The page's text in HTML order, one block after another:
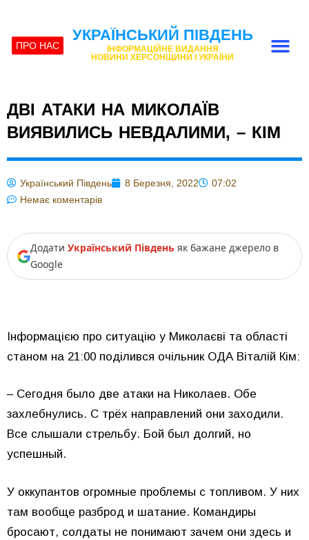
ПРО НАС
УКРАЇНСЬКИЙ ПІВДЕНЬ
ІНФОРМАЦІЙНЕ ВИДАННЯ
НОВИНИ ХЕРСОНЩИНИ І УКРАЇНИ
ДВІ АТАКИ НА МИКОЛАЇВ
ВИЯВИЛИСЬ НЕВДАЛИМИ, – КІМ
Український Південь 8 Березня, 2022
07:02
Немає коментарів
Додати Український Південь як бажане джерело в
Google
Інформацією про ситуацію у Миколаєві та області
станом на 21:00 поділився очільник ОДА Віталій Кім:
– Сегодня было две атаки на Николаев. Обе
захлебнулись. С трёх направлений они заходили.
Все слышали стрельбу. Бой был долгий, но
успешный.
У оккупантов огромные проблемы с топливом. У них
там вообще разброд и шатание. Командиры
бросают, солдаты не понимают зачем они здесь и